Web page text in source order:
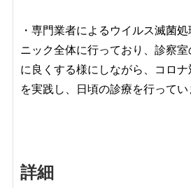
・専門業者によるウイルス滅菌
ニック全体に行っており、診察
に良くする様にしながら、コロ
を実践し、日頃の診療を行ってい
詳細